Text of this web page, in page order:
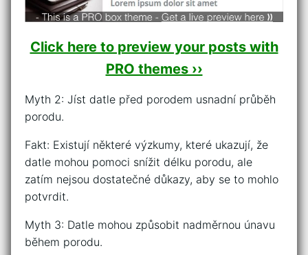
Click here to preview your posts with
PRO themes ››
Myth 2: Jíst datle před porodem usnadní průběh
porodu.
Fakt: Existují některé výzkumy, které ukazují, že
datle mohou pomoci snížit délku porodu, ale
zatím nejsou dostatečné důkazy, aby se to mohlo
potvrdit.
Myth 3: Datle mohou způsobit nadměrnou únavu
během porodu.